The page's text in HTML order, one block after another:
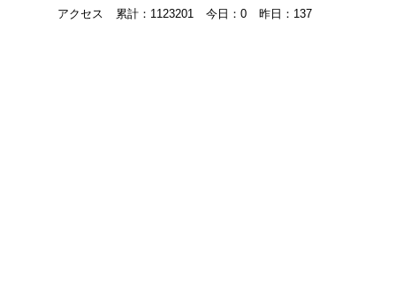
アクセス 累計：1123201 今日：0 昨日：137